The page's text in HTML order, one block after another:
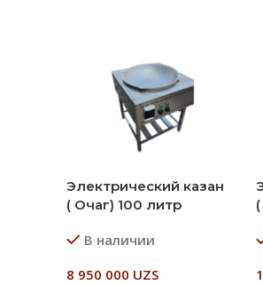
Электрический казан
( Очаг) 100 литр
В наличии
8 950 000 UZS